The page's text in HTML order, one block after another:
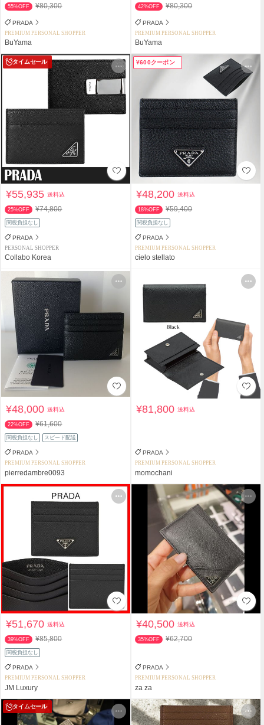
55%OFF ¥80,300
PRADA
PREMIUM PERSONAL SHOPPER
BuYama
42%OFF ¥80,300
PRADA
PREMIUM PERSONAL SHOPPER
BuYama
タイムセール
¥55,935送料込
25%OFF ¥74,800
関税負担なし
PRADA
PERSONAL SHOPPER
Collabo Korea
¥600クーポン
¥48,200送料込
18%OFF ¥59,400
関税負担なし
PRADA
PREMIUM PERSONAL SHOPPER
cielo stellato
¥48,000送料込
22%OFF ¥61,600
関税負担なし スピード配送
PRADA
PREMIUM PERSONAL SHOPPER
pierredambre0093
¥81,800送料込
PRADA
PREMIUM PERSONAL SHOPPER
momochani
¥51,670送料込
39%OFF ¥85,800
関税負担なし
PRADA
PREMIUM PERSONAL SHOPPER
JM Luxury
¥40,500送料込
35%OFF ¥62,700
PRADA
PREMIUM PERSONAL SHOPPER
za za
タイムセール